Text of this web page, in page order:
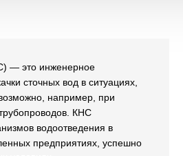
— это инженерное
сточных вод в ситуациях,
например, при
КНС
водоотведения в
предприятиях, успешно